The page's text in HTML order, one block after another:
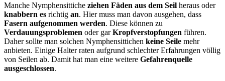
Manche Nymphensittiche ziehen Fäden aus dem Seil heraus oder
knabbern es richtig an. Hier muss man davon ausgehen, dass
Fasern aufgenommen werden. Diese können zu
Verdauungsproblemen oder garKropfverstopfungen führen.
Daher sollte man solchen Nymphensittichen keine Seile mehr
anbieten. Einige Halter raten aufgrund schlechter Erfahrungen völlig
von Seilen ab. Damit hat man eine weitere Gefahrenquelle
ausgeschlossen.